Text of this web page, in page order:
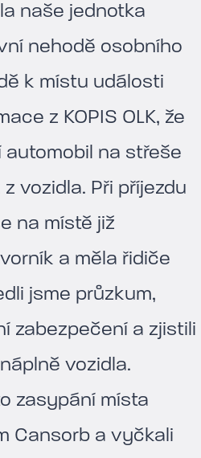
naše jednotka
nehodě osobního
k místu události
z KOPIS OLK, že
na střeše
vozidla. Při příjezdu
na místě již
a měla řidiče
jsme průzkum,
zabezpečení a zjistili
vozidla.
zasypání místa
Cansorb a vyčkali